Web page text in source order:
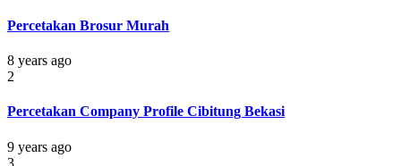
Percetakan Brosur Murah
8 years ago
2
Percetakan Company Profile Cibitung Bekasi
9 years ago
3